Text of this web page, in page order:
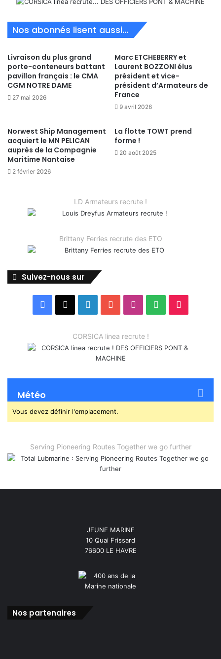
Nos abonnés lisent aussi...
Livraison du plus grand
porte-conteneurs battant
pavillon français : le CMA
CGM NOTRE DAME
27 mai 2026
Marc ETCHEBERRY et
Laurent BOZZONI élus
président et vice-
président d’Armateurs de
France
9 avril 2026
Norwest Ship Management
acquiert le MN PELICAN
auprès de la Compagnie
Maritime Nantaise
2 février 2026
La flotte TOWT prend
forme !
20 août 2025
LD Armateurs recrute !
Brittany Ferries recrute des ETO
Suivez-nous sur
Facebook LinkedinYouTubeInstagram
Spotify
CORSICA linea recrute !
Météo
Vous devez définir l'emplacement.
Serving Pioneering Routes Together we go further
JEUNE MARINE
10 Quai Frissard
76600 LE HAVRE
Nos partenaires